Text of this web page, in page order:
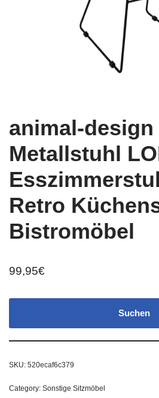
animal-design
Metallstuhl
Retro
Bistromöbel
99,95€
Suchen
SKU: 520ecaf6c379
Category: Sonstige Sitzmöbel